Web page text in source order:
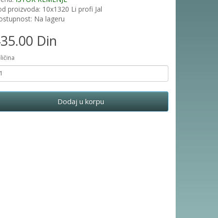
proizvoda: 10x1320 Li profi Jal
Na lageru
Din
Dodaj u korpu